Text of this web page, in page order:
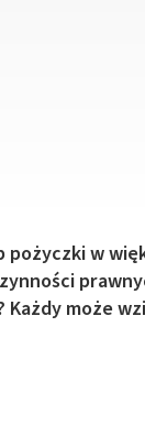
w
może